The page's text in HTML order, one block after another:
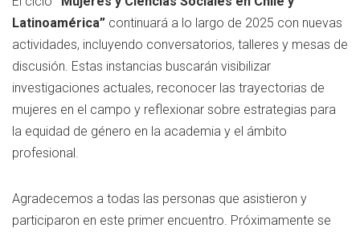
Latinoamérica” continuará a lo largo de 2025 con nuevas
actividades, incluyendo conversatorios, talleres y mesas de
discusión. Estas instancias buscarán visibilizar
investigaciones actuales, reconocer las trayectorias de
mujeres en el campo y reflexionar sobre estrategias para
la equidad de género en la academia y el ámbito
profesional.
Agradecemos a todas las personas que asistieron y
participaron en este primer encuentro. Próximamente se